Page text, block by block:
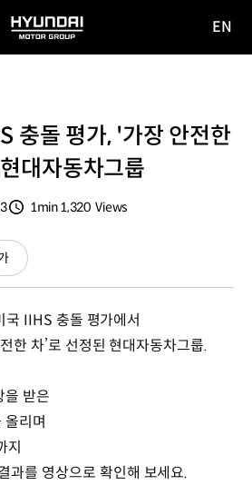
HYUNDAI
MOTOR
EN
충돌 평가, '가장 안전한
대자동차그룹
1min1,320 Views
(새
창
IIHS 충돌 평가에서
한 차’로 선정된 현대자동차그룹.
을 받은
리며
지
과를 영상으로 확인해 보세요.